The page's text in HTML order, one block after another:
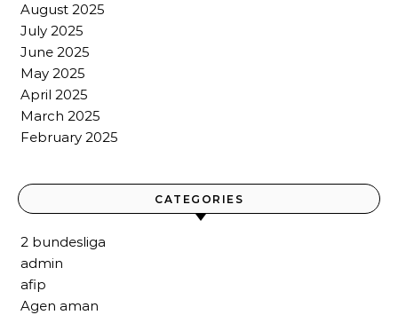
August 2025
July 2025
June 2025
May 2025
April 2025
March 2025
February 2025
CATEGORIES
2 bundesliga
admin
afip
Agen aman